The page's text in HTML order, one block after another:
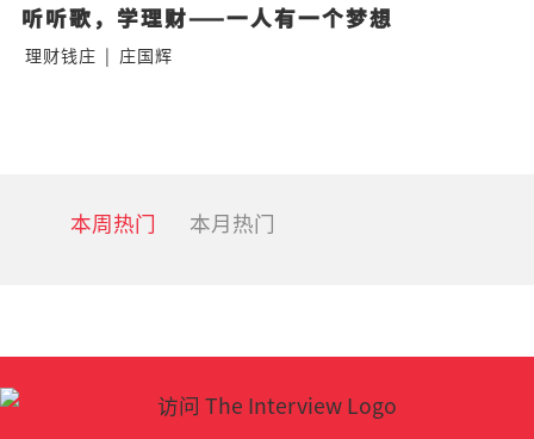
听听歌，学理财——一人有一个梦想
理财钱庄 | 庄国辉
本周热门 本月热门